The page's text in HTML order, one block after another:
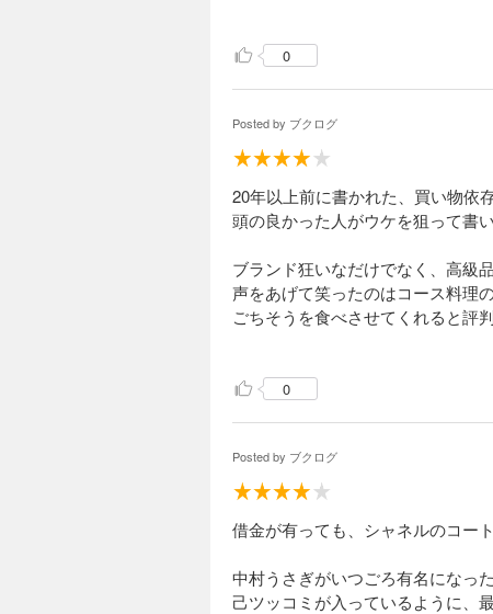
0
Posted by ブクログ
20年以上前に書かれた、買い物依
頭の良かった人がウケを狙って書
ブランド狂いなだけでなく、高級
声をあげて笑ったのはコース料理
ごちそうを食べさせてくれると評
内心で「量が多すぎる」と悲鳴を
後半につれて税金滞納の督促など
東京の女の人というか感じがしまし
ブティックも何も無い田舎で暮ら
文章がうまく、スラスラ読みやす
買い物一の躁テンションを落とさ
0
Posted by ブクログ
借金が有っても、シャネルのコー
中村うさぎがいつごろ有名になっ
己ツッコミが入っているように、